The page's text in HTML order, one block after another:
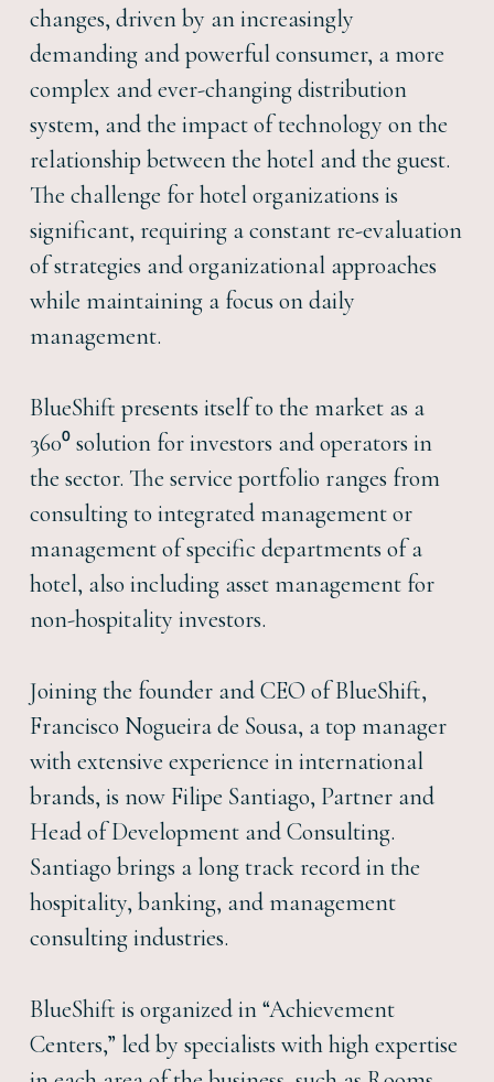
changes, driven by an increasingly
demanding and powerful consumer, a more
complex and ever-changing distribution
system, and the impact of technology on the
relationship between the hotel and the guest.
The challenge for hotel organizations is
significant, requiring a constant re-evaluation
of strategies and organizational approaches
while maintaining a focus on daily
management.
BlueShift presents itself to the market as a
360⁰ solution for investors and operators in
the sector. The service portfolio ranges from
consulting to integrated management or
management of specific departments of a
hotel, also including asset management for
non-hospitality investors.
Joining the founder and CEO of BlueShift,
Francisco Nogueira de Sousa, a top manager
with extensive experience in international
brands, is now Filipe Santiago, Partner and
Head of Development and Consulting.
Santiago brings a long track record in the
hospitality, banking, and management
consulting industries.
BlueShift is organized in “Achievement
Centers,” led by specialists with high expertise